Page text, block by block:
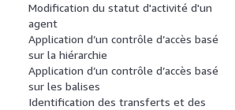
Modification du statut d'activité d'un
agent
Application d’un contrôle d’accès basé
sur la hiérarchie
Application d’un contrôle d’accès basé
sur les balises
Identification des transferts et des